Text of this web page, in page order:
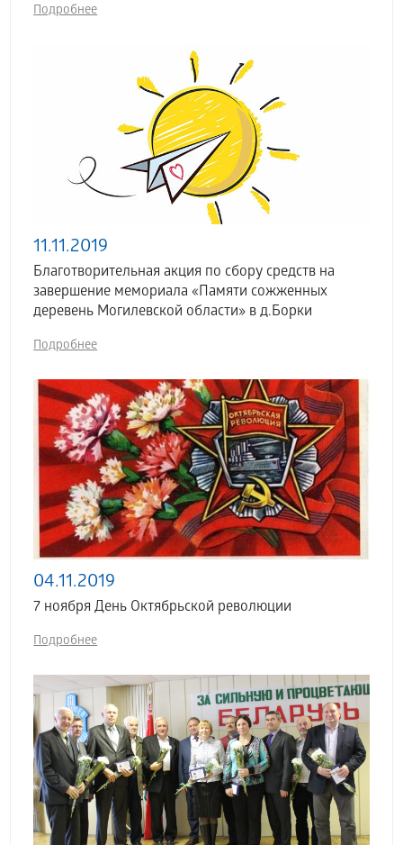
Подробнее
11.11.2019
Благотворительная акция по сбору средств на
завершение мемориала «Памяти сожженных
деревень Могилевской области» в д.Борки
Подробнее
04.11.2019
7 ноября День Октябрьской революции
Подробнее